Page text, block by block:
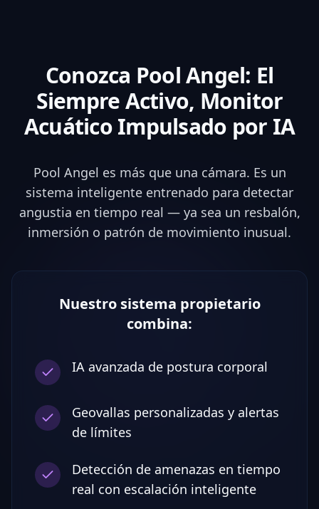
Conozca Pool Angel: El
Siempre Activo, Monitor
Acuático Impulsado por IA
Pool Angel es más que una cámara. Es un
sistema inteligente entrenado para detectar
angustia en tiempo real — ya sea un resbalón,
inmersión o patrón de movimiento inusual.
Nuestro sistema propietario
combina:
IA avanzada de postura corporal
Geovallas personalizadas y alertas
de límites
Detección de amenazas en tiempo
real con escalación inteligente